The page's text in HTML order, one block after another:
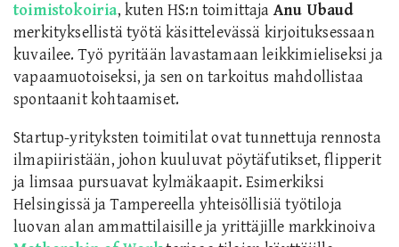
toimistokoiria, kuten HS:n toimittaja Anu Ubaud
merkityksellistä työtä käsittelevässä kirjoituksessaan
kuvailee. Työ pyritään lavastamaan leikkimieliseksi ja
vapaamuotoiseksi, ja sen on tarkoitus mahdollistaa
spontaanit kohtaamiset.
Startup-yrityksten toimitilat ovat tunnettuja rennosta
ilmapiiristään, johon kuuluvat pöytäfutikset, flipperit
ja limsaa pursuavat kylmäkaapit. Esimerkiksi
Helsingissä ja Tampereella yhteisöllisiä työtiloja
luovan alan ammattilaisille ja yrittäjille markkinoiva